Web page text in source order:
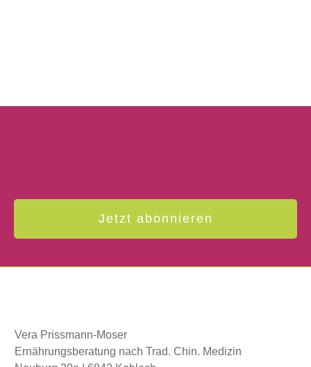
Jetzt abonnieren
Vera Prissmann-Moser
Ernährungsberatung nach Trad. Chin. Medizin